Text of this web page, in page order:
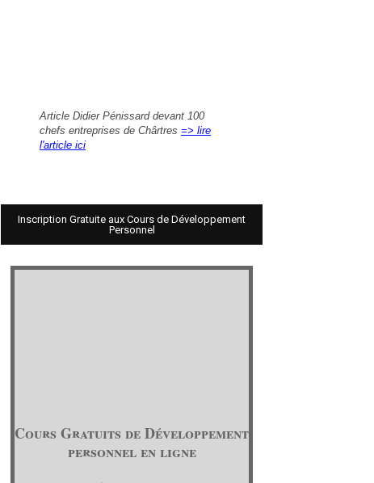
Article Didier Pénissard devant 100
chefs entreprises de Chârtres => lire
l'article ici
Inscription Gratuite aux Cours de Développement
Personnel
Cours Gratuits de Développement
personnel en ligne